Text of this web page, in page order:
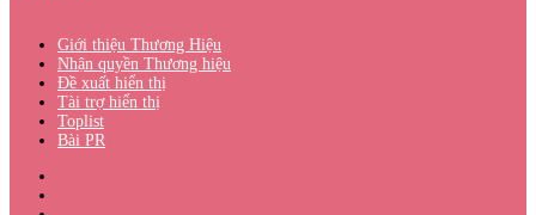
Giới thiệu Thương Hiệu
Nhận quyền Thương hiệu
Đề xuất hiển thị
Tài trợ hiển thị
Toplist
Bài PR